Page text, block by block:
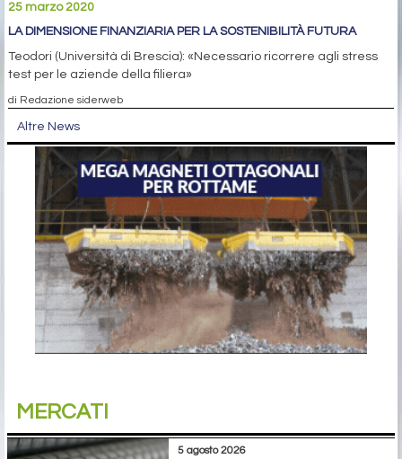
25 marzo 2020
LA DIMENSIONE FINANZIARIA PER LA SOSTENIBILITÀ FUTURA
Teodori (Università di Brescia): «Necessario ricorrere agli stress
test per le aziende della filiera»
di Redazione siderweb
Altre News
MERCATI
5 agosto 2026